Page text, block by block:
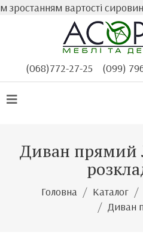
вартості сировини
(068)772-27-25
(099)
Диван прямий
Головна Каталог
Диван